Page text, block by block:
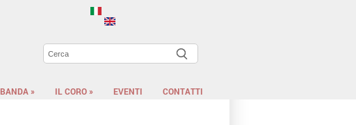
FORM DI RICERCA
Cerca
» IL CORO » EVENTI CONTATTI